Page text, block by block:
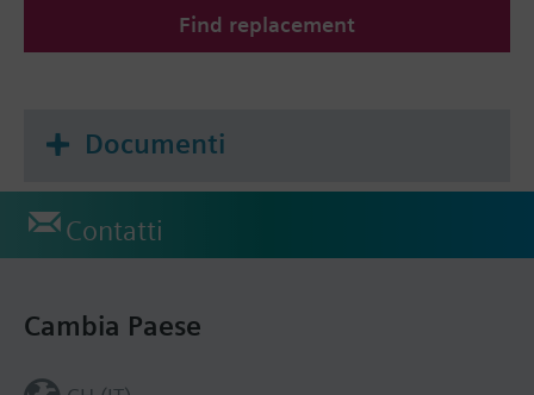
Find replacement
Documenti
Contatti
Cambia Paese